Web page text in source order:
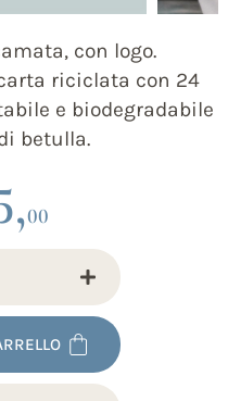
con logo.
riciclata con 24
e biodegradabile
betulla.
00